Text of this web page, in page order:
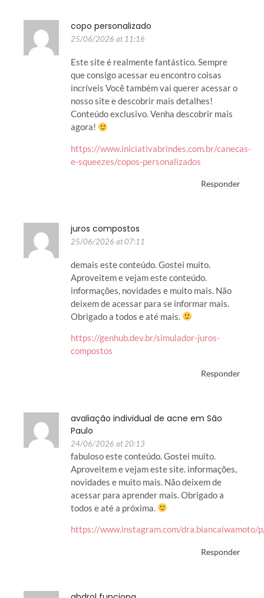
copo personalizado
25/06/2026 at 11:16
Este site é realmente fantástico. Sempre
que consigo acessar eu encontro coisas
incríveis Você também vai querer acessar o
nosso site e descobrir mais detalhes!
Conteúdo exclusivo. Venha descobrir mais
agora!
https://www.iniciativabrindes.com.br/canecas-
e-squeezes/copos-personalizados
Responder
juros compostos
25/06/2026 at 07:11
demais este conteúdo. Gostei muito.
Aproveitem e vejam este conteúdo.
informações, novidades e muito mais. Não
deixem de acessar para se informar mais.
Obrigado a todos e até mais.
https://genhub.dev.br/simulador-juros-
compostos
Responder
avaliação individual de acne em São
Paulo
24/06/2026 at 20:13
fabuloso este conteúdo. Gostei muito.
Aproveitem e vejam este site. informações,
novidades e muito mais. Não deixem de
acessar para aprender mais. Obrigado a
todos e até a próxima.
https://www.instagram.com/dra.biancaiwamoto/
Responder